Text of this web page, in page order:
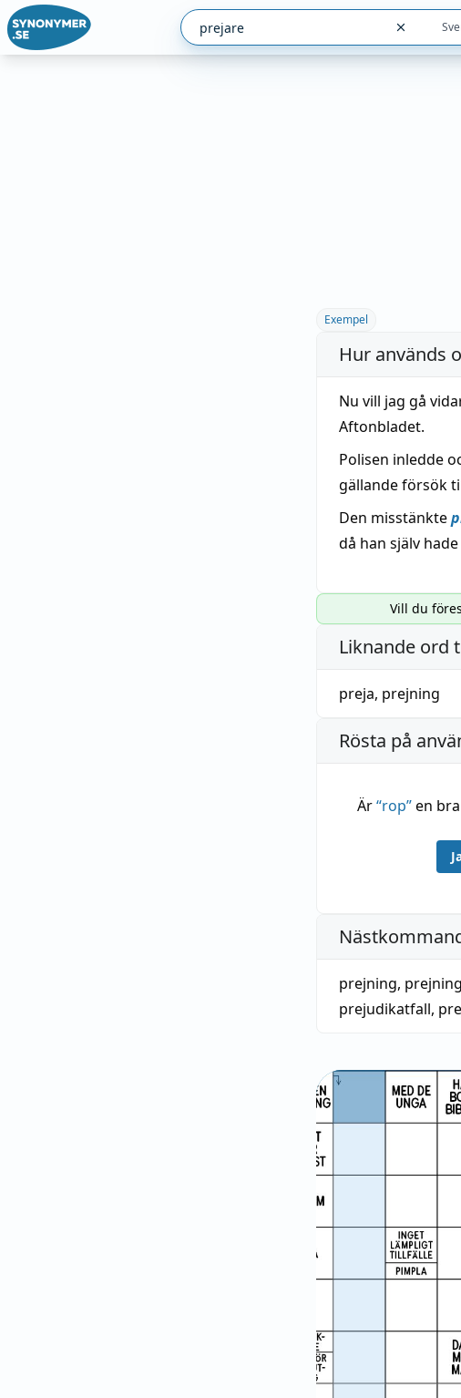
Exempel
Hur används
Nu vill jag gå
Aftonbladet.
Polisen inledde
gällande försök
Den misstänkte
då han själv
Vill du
Liknande ord
preja, prejning
Rösta på
Är“rop”en bra
prejning,
prejudikatfall,